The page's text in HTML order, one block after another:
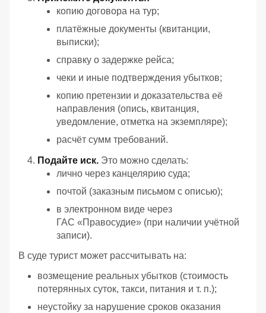
копию договора на тур;
платёжные документы (квитанции,
выписки);
справку о задержке рейса;
чеки и иные подтверждения убытков;
копию претензии и доказательства её
направления (опись, квитанция,
уведомление, отметка на экземпляре);
расчёт сумм требований.
Подайте иск. Это можно сделать:
лично через канцелярию суда;
почтой (заказным письмом с описью);
в электронном виде через
ГАС «Правосудие» (при наличии учётной
записи).
В суде турист может рассчитывать на:
возмещение реальных убытков (стоимость
потерянных суток, такси, питания и т. п.);
неустойку за нарушение сроков оказания